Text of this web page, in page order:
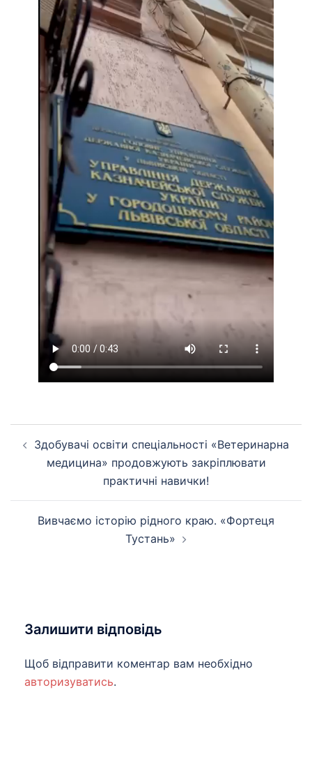
по
запису
Здобувачі освіти спеціальності «Ветеринарна
медицина» продовжують закріплювати
практичні навички!
Вивчаємо історію рідного краю. «Фортеця
Тустань»
Залишити відповідь
Щоб відправити коментар вам необхідно
авторизуватись.